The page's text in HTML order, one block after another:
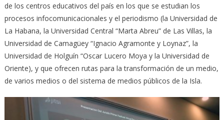
de los centros educativos del país en los que se estudian los
procesos infocomunicacionales y el periodismo (la Universidad de
La Habana, la Universidad Central “Marta Abreu” de Las Villas, la
Universidad de Camagüey “Ignacio Agramonte y Loynaz”, la
Universidad de Holguín “Oscar Lucero Moya y la Universidad de
Oriente), y que ofrecen rutas para la transformación de un medio,
de varios medios o del sistema de medios públicos de la Isla.